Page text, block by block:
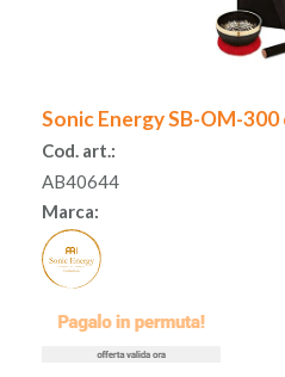
Sonic Energy SB-OM-
Cod. art.:
AB40644
Marca: